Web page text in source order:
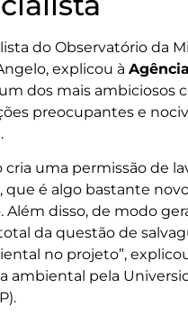
do Observatório da
explicou à
dos mais ambiciosos
preocupantes e
cria uma permissão de
que é algo bastante
Além disso, de modo
da questão de
no projeto”,
ambiental pela